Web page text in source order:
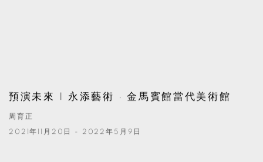
預演未來 | 永添藝術 · 金馬賓館當代美術館
周育正
2021年11月20日 - 2022年5月9日